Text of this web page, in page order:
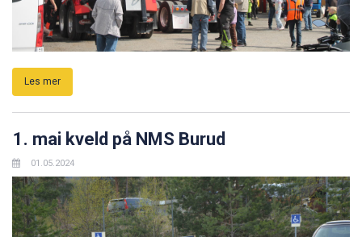
Les mer
1. mai kveld på NMS Burud
01.05.2024